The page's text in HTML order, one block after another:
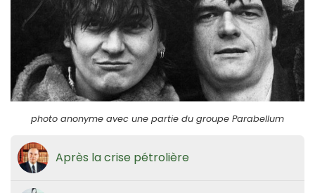
photo anonyme avec une partie du groupe Parabellum
Après la crise pétrolière